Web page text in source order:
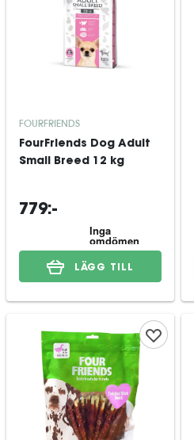
FOURFRIENDS
FourFriends Dog Adult
Small Breed 12 kg
779:-
LÄGG TILL